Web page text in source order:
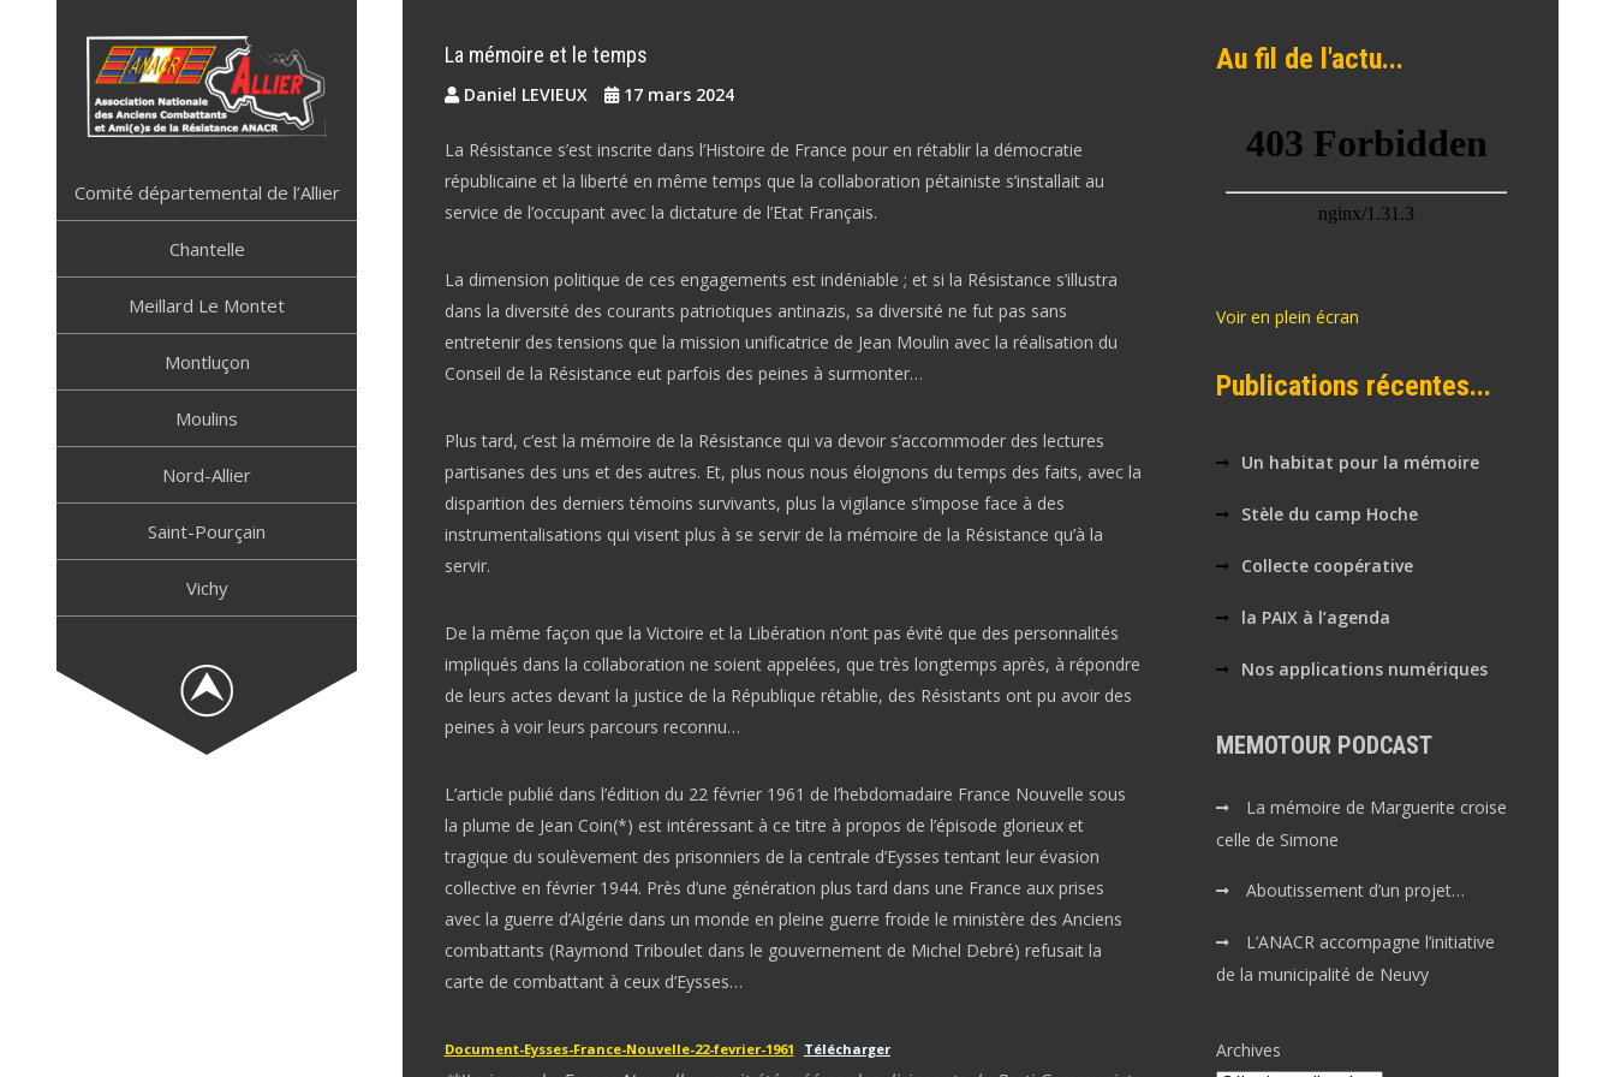
Comité départemental de l’Allier
Chantelle
Meillard Le Montet
Montluçon
Moulins
Nord-Allier
Saint-Pourçain
Vichy
La mémoire et le temps
Daniel LEVIEUX 17 mars 2024
La Résistance s’est inscrite dans l’Histoire de France pour en rétablir la démocratie
républicaine et la liberté en même temps que la collaboration pétainiste s’installait au
service de l’occupant avec la dictature de l’Etat Français.
La dimension politique de ces engagements est indéniable ; et si la Résistance s’illustra
dans la diversité des courants patriotiques antinazis, sa diversité ne fut pas sans
entretenir des tensions que la mission unificatrice de Jean Moulin avec la réalisation du
Conseil de la Résistance eut parfois des peines à surmonter…
Plus tard, c’est la mémoire de la Résistance qui va devoir s’accommoder des lectures
partisanes des uns et des autres. Et, plus nous nous éloignons du temps des faits, avec la
disparition des derniers témoins survivants, plus la vigilance s’impose face à des
instrumentalisations qui visent plus à se servir de la mémoire de la Résistance qu’à la
servir.
De la même façon que la Victoire et la Libération n’ont pas évité que des personnalités
impliqués dans la collaboration ne soient appelées, que très longtemps après, à répondre
de leurs actes devant la justice de la République rétablie, des Résistants ont pu avoir des
peines à voir leurs parcours reconnu…
L’article publié dans l’édition du 22 février 1961 de l’hebdomadaire France Nouvelle sous
la plume de Jean Coin(*) est intéressant à ce titre à propos de l’épisode glorieux et
tragique du soulèvement des prisonniers de la centrale d’Eysses tentant leur évasion
collective en février 1944. Près d’une génération plus tard dans une France aux prises
avec la guerre d’Algérie dans un monde en pleine guerre froide le ministère des Anciens
combattants (Raymond Triboulet dans le gouvernement de Michel Debré) refusait la
carte de combattant à ceux d’Eysses…
Document-Eysses-France-Nouvelle-22-fevrier-1961 Télécharger
Au fil de l'actu...
Voir en plein écran
Publications récentes...
Un habitat pour la mémoire
Stèle du camp Hoche
Collecte coopérative
la PAIX à l’agenda
Nos applications numériques
MEMOTOUR PODCAST
La mémoire de Marguerite croise
celle de Simone
Aboutissement d’un projet…
L’ANACR accompagne l’initiative
de la municipalité de Neuvy
Archives